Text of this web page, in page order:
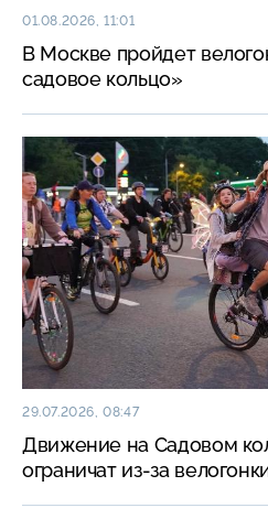
01.08.2026, 11:01
В Москве пройдет
садовое кольцо»
29.07.2026, 08:47
Движение на Садовом
ограничат из-за